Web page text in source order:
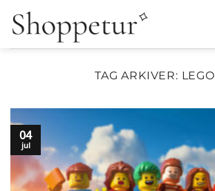
Fortsæt
TAG ARKIVER: LEGO
04
jul